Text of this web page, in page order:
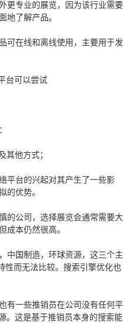
更专业的展览，因为该行业需要
地了解产品。
可在线和离线使用，主要用于发
台可以尝试
其他方式；
平台的兴起对其产生了一些影
的优势。
的公司，选择展览会通常需要大
成本仍然很高。
中国制造，环球资源，这三个主
性而无法比较。搜索引擎优化也
有一些推销员在公司没有任何平
。这是基于推销员本身的搜索能